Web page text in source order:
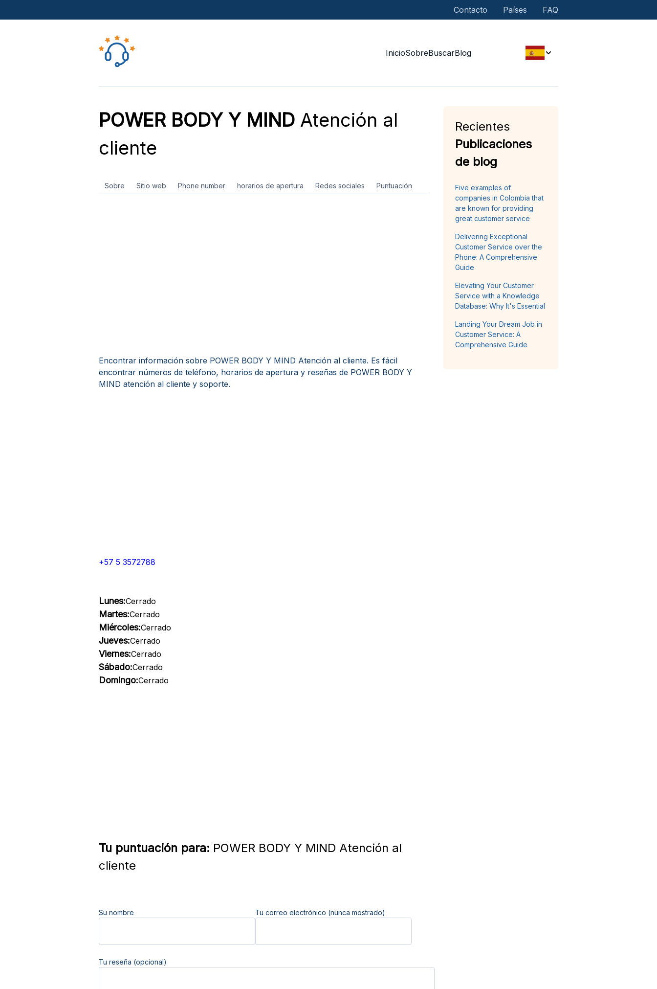
Contacto Países FAQ
InicioSobreBuscarBlog
POWER BODY Y MINDAtención al
cliente
Sobre Sitio web Phone number horarios de apertura Redes sociales Puntuación
Encontrar información sobre POWER BODY Y MIND Atención al cliente. Es fácil
encontrar números de teléfono, horarios de apertura y reseñas de POWER BODY Y
MIND atención al cliente y soporte.
+57 5 3572788
Lunes:Cerrado
Martes:Cerrado
Miércoles:Cerrado
Jueves:Cerrado
Viernes:Cerrado
Sábado:Cerrado
Domingo:Cerrado
Tu puntuación para: POWER BODY Y MIND Atención al
cliente
Su nombre Tu correo electrónico (nunca mostrado)
Tu reseña (opcional)
Recientes
Publicaciones
de blog
Five examples of
companies in Colombia that
are known for providing
great customer service
Delivering Exceptional
Customer Service over the
Phone: A Comprehensive
Guide
Elevating Your Customer
Service with a Knowledge
Database: Why It's Essential
Landing Your Dream Job in
Customer Service: A
Comprehensive Guide